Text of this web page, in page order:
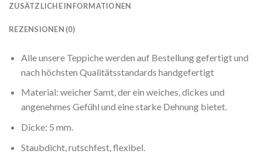
ZUSÄTZLICHE INFORMATIONEN
REZENSIONEN (0)
Alle unsere Teppiche werden auf Bestellung gefertigt und
nach höchsten Qualitätsstandards handgefertigt
Material: weicher Samt, der ein weiches, dickes und
angenehmes Gefühl und eine starke Dehnung bietet.
Dicke: 5 mm.
Staubdicht, rutschfest, flexibel.